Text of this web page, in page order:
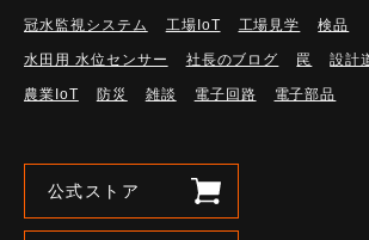
冠水監視システム 工場IoT 工場見学 検品
水田用 水位センサー 社長のブログ 罠 設計
農業IoT 防災 雑談 電子回路 電子部品
公式ストア